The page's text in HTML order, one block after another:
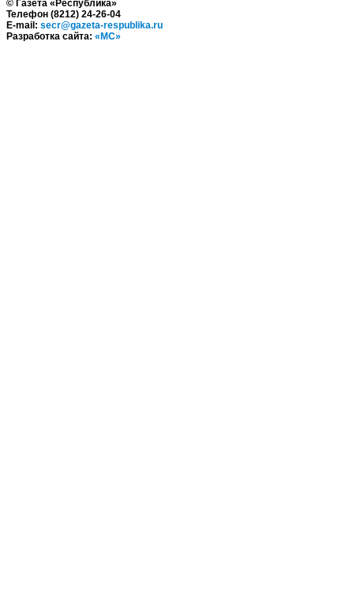
© Газета «Республика»
Телефон (8212) 24-26-04
E-mail: secr@gazeta-respublika.ru
Разработка сайта: «МС»